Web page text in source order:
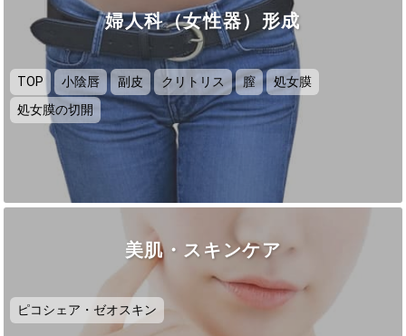
婦人科（女性器）形成
TOP 小陰唇 副皮 クリトリス 膣
処女膜
処女膜の切開
美肌・スキンケア
ピコシェア・ゼオスキン